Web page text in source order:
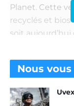
Planet. Cette
recyclés et
soit aujourd’hui
de l’utilisateur.
excellent
en bambou,
Nous vous